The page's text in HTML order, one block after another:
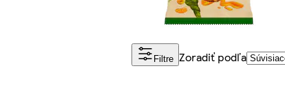
Filtre Zoradiť podľa